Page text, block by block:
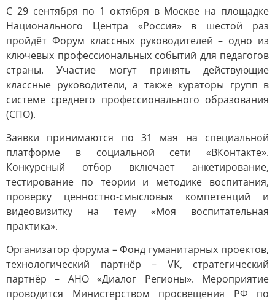
С 29 сентября по 1 октября в Москве на площадке
Национального Центра «Россия» в шестой раз
пройдёт Форум классных руководителей – одно из
ключевых профессиональных событий для педагогов
страны. Участие могут принять действующие
классные руководители, а также кураторы групп в
системе среднего профессионального образования
(СПО).
Заявки принимаются по 31 мая на специальной
платформе в социальной сети «ВКонтакте».
Конкурсный отбор включает анкетирование,
тестирование по теории и методике воспитания,
проверку ценностно-смысловых компетенций и
видеовизитку на тему «Моя воспитательная
практика».
Организатор форума – Фонд гуманитарных проектов,
технологический партнёр – VK, стратегический
партнёр – АНО «Диалог Регионы». Мероприятие
проводится Министерством просвещения РФ по